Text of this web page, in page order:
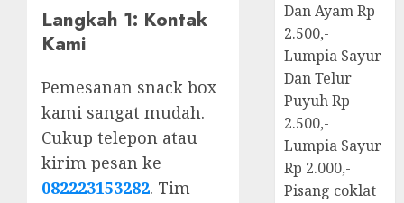
Langkah 1: Kontak
Kami
Pemesanan snack box
kami sangat mudah.
Cukup telepon atau
kirim pesan ke
082223153282. Tim
Dan Ayam Rp
2.500,-
Lumpia Sayur
Dan Telur
Puyuh Rp
2.500,-
Lumpia Sayur
Rp 2.000,-
Pisang coklat